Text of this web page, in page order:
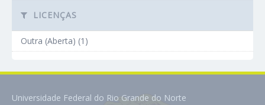
LICENÇAS
Outra (Aberta) (1)
Universidade Federal do Rio Grande do Norte